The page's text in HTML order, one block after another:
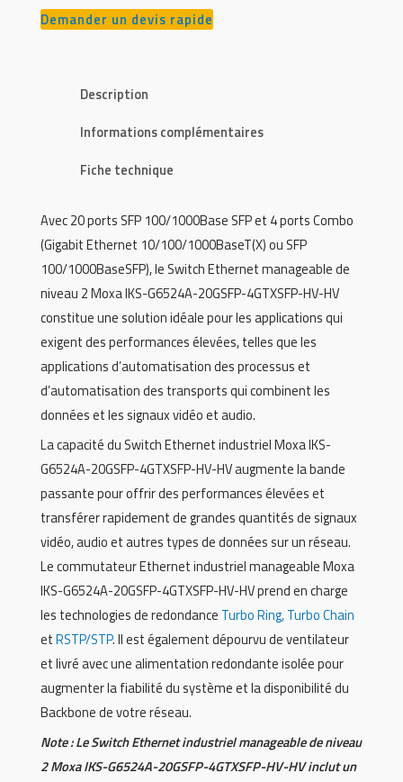
Demander un devis rapide
Description
Informations complémentaires
Fiche technique
Avec 20 ports SFP 100/1000Base SFP et 4 ports Combo
(Gigabit Ethernet 10/100/1000BaseT(X) ou SFP
100/1000BaseSFP), le Switch Ethernet manageable de
niveau 2 Moxa IKS-G6524A-20GSFP-4GTXSFP-HV-HV
constitue une solution idéale pour les applications qui
exigent des performances élevées, telles que les
applications d’automatisation des processus et
d’automatisation des transports qui combinent les
données et les signaux vidéo et audio.
La capacité du Switch Ethernet industriel Moxa IKS-
G6524A-20GSFP-4GTXSFP-HV-HV augmente la bande
passante pour offrir des performances élevées et
transférer rapidement de grandes quantités de signaux
vidéo, audio et autres types de données sur un réseau.
Le commutateur Ethernet industriel manageable Moxa
IKS-G6524A-20GSFP-4GTXSFP-HV-HV prend en charge
les technologies de redondance Turbo Ring, Turbo Chain
etRSTP/STP. Il est également dépourvu de ventilateur
et livré avec une alimentation redondante isolée pour
augmenter la fiabilité du système et la disponibilité du
Backbone de votre réseau.
Note : Le Switch Ethernet industriel manageable de niveau
2 Moxa IKS-G6524A-20GSFP-4GTXSFP-HV-HV inclut un